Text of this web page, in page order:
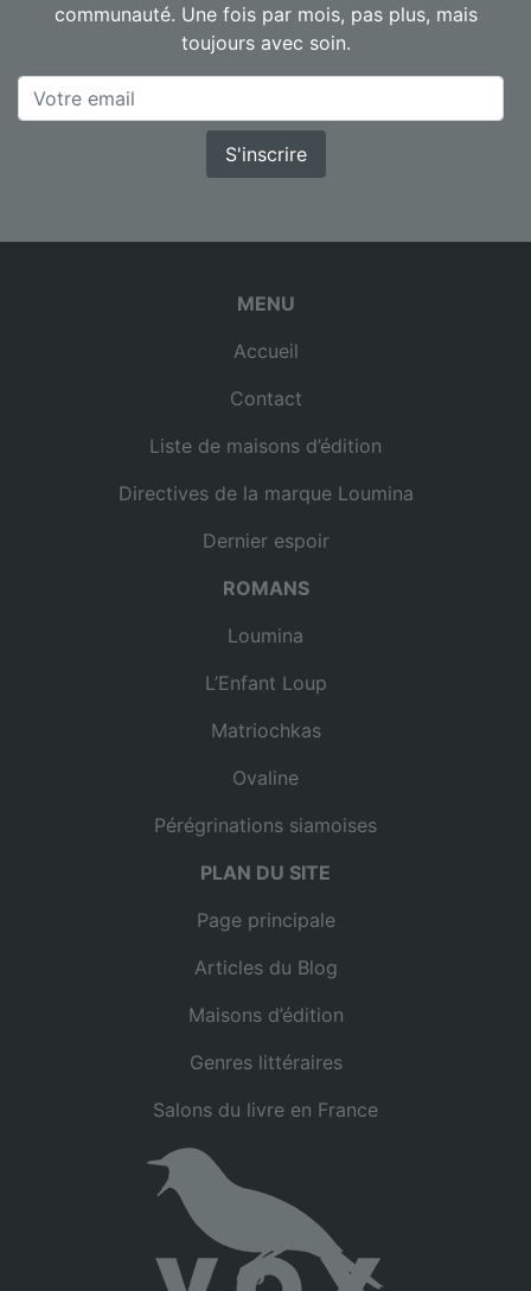
communauté. Une fois par mois, pas plus, mais
toujours avec soin.
S'inscrire
MENU
Accueil
Contact
Liste de maisons d’édition
Directives de la marque Loumina
Dernier espoir
ROMANS
Loumina
L’Enfant Loup
Matriochkas
Ovaline
Pérégrinations siamoises
PLAN DU SITE
Page principale
Articles du Blog
Maisons d’édition
Genres littéraires
Salons du livre en France